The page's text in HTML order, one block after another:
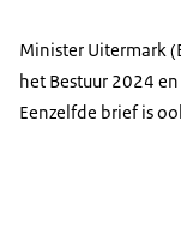
Minister Uitermark
het Bestuur 2024
Eenzelfde brief is